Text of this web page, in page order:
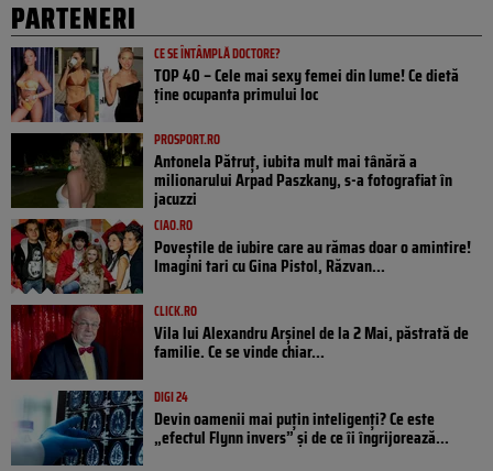
PARTENERI
CE SE ÎNTÂMPLĂ DOCTORE?
TOP 40 – Cele mai sexy femei din lume! Ce dietă
ține ocupanta primului loc
PROSPORT.RO
Antonela Pătruț, iubita mult mai tânără a
milionarului Arpad Paszkany, s-a fotografiat în
jacuzzi
CIAO.RO
Poveştile de iubire care au rămas doar o amintire!
Imagini tari cu Gina Pistol, Răzvan...
CLICK.RO
Vila lui Alexandru Arșinel de la 2 Mai, păstrată de
familie. Ce se vinde chiar...
DIGI 24
Devin oamenii mai puțin inteligenți? Ce este
„efectul Flynn invers” și de ce îi îngrijorează...